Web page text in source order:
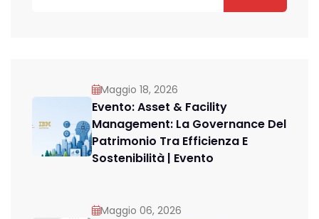
Maggio 18, 2026
Evento: Asset & Facility
Management: La Governance Del
Patrimonio Tra Efficienza E
Sostenibilità | Evento
Maggio 06, 2026